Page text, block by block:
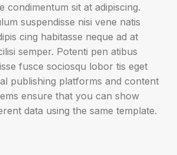
condimentum sit at adipiscing.
suspendisse nisi vene natis
cing habitasse neque ad at
semper. Potenti pen atibus
fusce sociosqu lobor tis eget
publishing platforms and content
ensure that you can show
data using the same template.